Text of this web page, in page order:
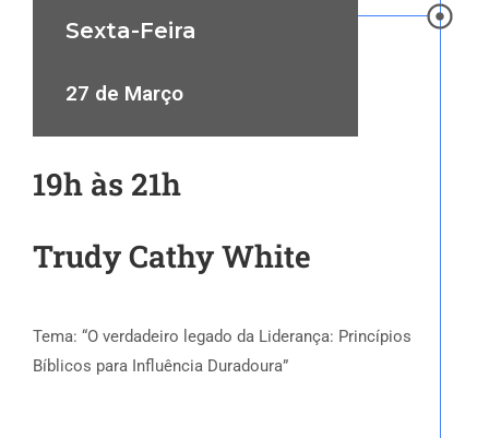
Sexta-Feira
27 de Março
19h às 21h
Trudy Cathy White
Tema: “O verdadeiro legado da Liderança: Princípios
Bíblicos para Influência Duradoura”